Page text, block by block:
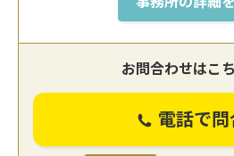
お問合わせはこ
電話で